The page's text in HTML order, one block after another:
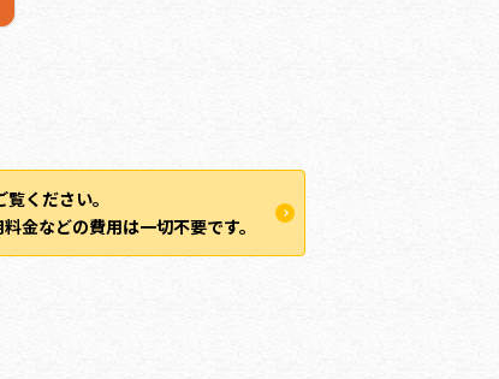
ください。
金などの費用は一切不要です。